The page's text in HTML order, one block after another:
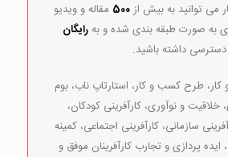
می توانید به بیش از500 مقاله و ویدیو
به صورت طبقه بندی شده و بهرایگان
دسترسی داشته باشید.
طرح کسب و کار، استارتاپ ناب، بوم
خلاقیت و نوآوری، کارآفرینی کودکان،
سازمانی، کارآفرینی اجتماعی، کمینه
پردازی و تجارب کارآفرینان موفق و